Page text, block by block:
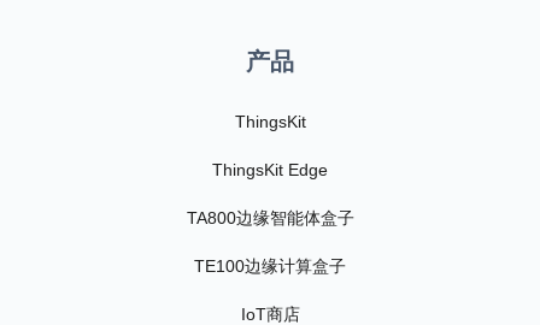
产品
ThingsKit
ThingsKit Edge
TA800边缘智能体盒子
TE100边缘计算盒子
IoT商店